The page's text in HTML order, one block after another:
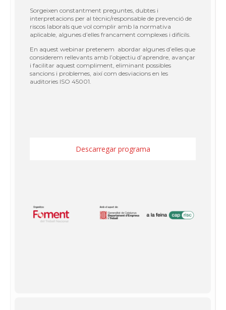
Sorgeixen constantment preguntes, dubtes i
interpretacions per al tècnic/responsable de prevenció de
riscos laborals que vol complir amb la normativa
aplicable, algunes d’elles francament complexes i difícils.
En aquest webinar pretenem abordar algunes d’elles que
considerem rellevants amb l’objectiu d’aprendre, avançar
i facilitar aquest compliment, eliminant possibles
sancions i problemes, així com desviacions en les
auditories ISO 45001.
Descarregar programa